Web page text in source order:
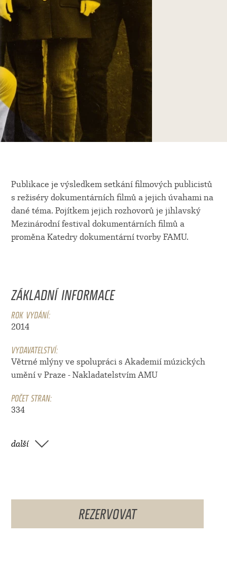
Publikace je výsledkem setkání filmových publicistů
s režiséry dokumentárních filmů a jejich úvahami na
dané téma. Pojítkem jejich rozhovorů je jihlavský
Mezinárodní festival dokumentárních filmů a
proměna Katedry dokumentární tvorby FAMU.
ZÁKLADNÍ INFORMACE
ROK VYDÁNÍ:
2014
VYDAVATELSTVÍ:
Větrné mlýny ve spolupráci s Akademií múzických
umění v Praze - Nakladatelstvím AMU
POČET STRAN:
334
další
REZERVOVAT